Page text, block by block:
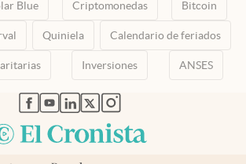
Blue Criptomonedas Bitcoin
Quiniela Calendario de feriados
Inversiones ANSES
abre en nueva pestaña
abre en nueva pestaña
abre en nueva pestaña
abre en nueva pestaña
abre en nueva pestaña